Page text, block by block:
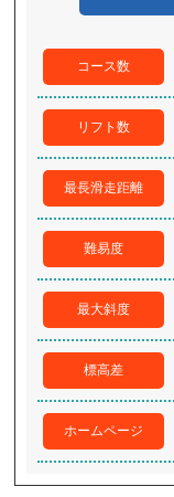
コース数
リフト数
最長滑走距離
難易度
最大斜度
標高差
ホームページ